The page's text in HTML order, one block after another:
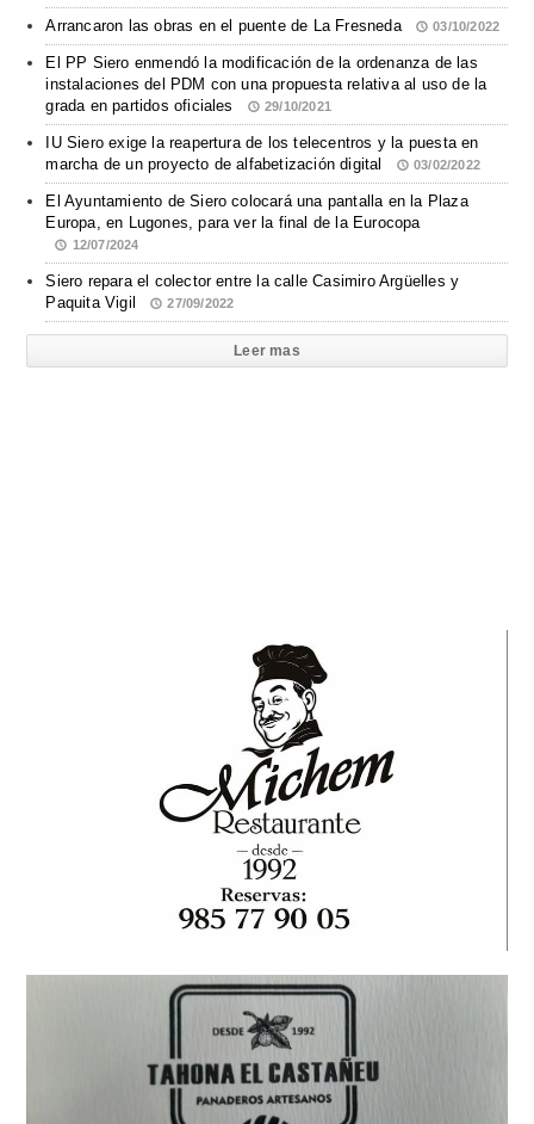
Arrancaron las obras en el puente de La Fresneda 03/10/2022
El PP Siero enmendó la modificación de la ordenanza de las
instalaciones del PDM con una propuesta relativa al uso de la
grada en partidos oficiales
29/10/2021
IU Siero exige la reapertura de los telecentros y la puesta en
marcha de un proyecto de alfabetización digital
03/02/2022
El Ayuntamiento de Siero colocará una pantalla en la Plaza
Europa, en Lugones, para ver la final de la Eurocopa
12/07/2024
Siero repara el colector entre la calle Casimiro Argüelles y
Paquita Vigil
27/09/2022
Leer mas